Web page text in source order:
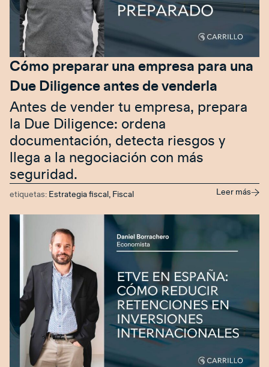
Cómo preparar una empresa para una
Due Diligence antes de venderla
Antes de vender tu empresa, prepara
la Due Diligence: ordena
documentación, detecta riesgos y
llega a la negociación con más
seguridad.
etiquetas: Estrategia fiscal , Fiscal Leer más